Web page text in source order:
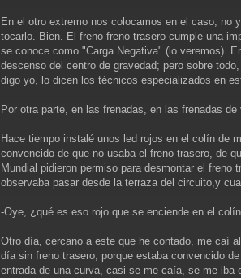
En el otro extremo nos colocamos en el caso, no
tocarlo. Bien. El freno freno trasero cumple una
se conoce como "Carga Negativa" (lo veremos).
descenso del centro de gravedad; pero sobre
digo yo, lo dicen los técnicos especializados en
Por otra parte, en las frenadas, en las frenadas
Hace tiempo instalé unos led rojos en el colín de
convencido de que no usaba el freno trasero, de
Mundial pidieron permiso para desmontar el
observaba pasar desde la terraza del circuito,y
-Oye, ¿qué es eso rojo que se enciende en el
Otro día, cercano a este que he contado, me caí
día sin freno trasero, porque estaba convencido
entrada de una curva, casi se me caía, se me iba